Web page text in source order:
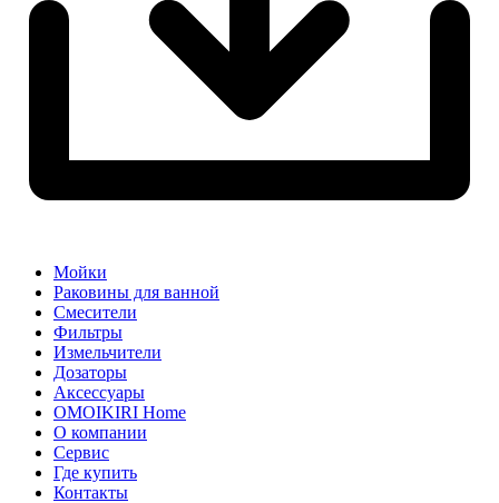
Мойки
Раковины для ванной
Смесители
Фильтры
Измельчители
Дозаторы
Аксессуары
OMOIKIRI Home
О компании
Сервис
Где купить
Контакты